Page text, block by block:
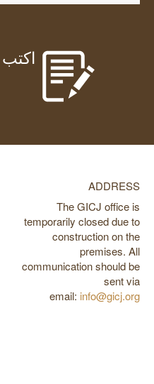
ADDRESS
The GICJ office is
temporarily closed due to
construction on the
premises. All
communication should be
sent via
email: info@gicj.org